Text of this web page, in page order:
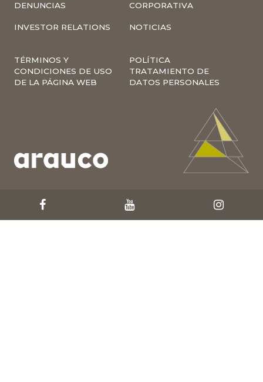
DENUNCIAS
CORPORATIVA
INVESTOR RELATIONS NOTICIAS
TÉRMINOS Y
CONDICIONES DE USO
DE LA PÁGINA WEB
POLÍTICA
TRATAMIENTO DE
DATOS PERSONALES